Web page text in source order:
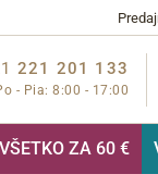
221 201 133
- Pia: 8:00 - 17:00
VŠETKO ZA 60 €